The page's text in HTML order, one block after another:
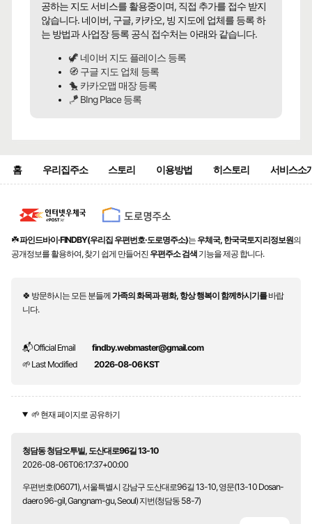
공하는 지도 서비스를 활용중이며, 직접 추가를 접수 받지
않습니다. 네이버, 구글, 카카오, 빙 지도에 업체를 등록 하
는 방법과 사업장 등록 공식 접수처는 아래와 같습니다.
🦖 네이버 지도 플레이스 등록
🧭 구글 지도 업체 등록
🐤 카카오맵 매장 등록
🪁 BIng Place 등록
홈 우리집주소 스토리 이용방법 히스토리 서비스소
☘️파인드바이·FINDBY(우리집 우편번호·도로명주소)는 우체국, 한국국토지리정보원의
공개정보를 활용하여, 찾기 쉽게 만들어진 우편주소 검색 기능을 제공 합니다.
🍀 방문하시는 모든 분들께가족의 화목과 평화, 항상 행복이 함께하시기를바랍
니다.
📬 Official Email
findby.webmaster@gmail.com
🌱 Last Modified
2026-08-06 KST
🌱 현재 페이지로 공유하기
청담동 청담오투빌, 도산대로96길 13-10
2026-08-06T06:17:37+00:00
우편번호(06071), 서울특별시 강남구 도산대로96길 13-10, 영문(13-10 Dosan-
daero 96-gil, Gangnam-gu, Seoul) 지번(청담동 58-7)